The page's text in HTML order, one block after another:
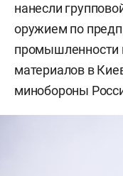
нанесли
оружием по
промышленности
материалов в
минобороны